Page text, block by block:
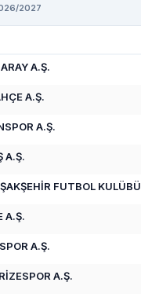
2027
A.Ş.
A.Ş.
A.Ş.
A.Ş.
FUTBOL KULÜBÜ
A.Ş.
A.Ş.
A.Ş.